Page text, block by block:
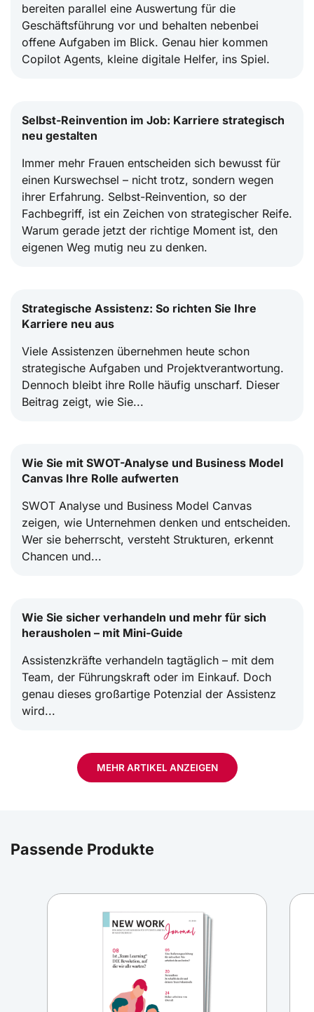
bereiten parallel eine Auswertung für die
Geschäftsführung vor und behalten nebenbei
offene Aufgaben im Blick. Genau hier kommen
Copilot Agents, kleine digitale Helfer, ins Spiel.
Selbst-Reinvention im Job: Karriere strategisch
neu gestalten
Immer mehr Frauen entscheiden sich bewusst für
einen Kurswechsel – nicht trotz, sondern wegen
ihrer Erfahrung. Selbst-Reinvention, so der
Fachbegriff, ist ein Zeichen von strategischer Reife.
Warum gerade jetzt der richtige Moment ist, den
eigenen Weg mutig neu zu denken.
Strategische Assistenz: So richten Sie Ihre
Karriere neu aus
Viele Assistenzen übernehmen heute schon
strategische Aufgaben und Projektverantwortung.
Dennoch bleibt ihre Rolle häufig unscharf. Dieser
Beitrag zeigt, wie Sie...
Wie Sie mit SWOT-Analyse und Business Model
Canvas Ihre Rolle aufwerten
SWOT Analyse und Business Model Canvas
zeigen, wie Unternehmen denken und entscheiden.
Wer sie beherrscht, versteht Strukturen, erkennt
Chancen und...
Wie Sie sicher verhandeln und mehr für sich
herausholen – mit Mini-Guide
Assistenzkräfte verhandeln tagtäglich – mit dem
Team, der Führungskraft oder im Einkauf. Doch
genau dieses großartige Potenzial der Assistenz
wird...
MEHR ARTIKEL ANZEIGEN
Fortschritte – und das zwölf...
Warum Loslassen wichtig ist und wie daraus
stärkere Ziele entstehen
Durchhalten, dranbleiben, nicht nachlassen?
Passende Produkte